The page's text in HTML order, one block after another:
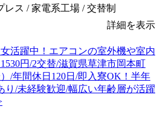
レス / 家電系工場 / 交替制
詳細を表示